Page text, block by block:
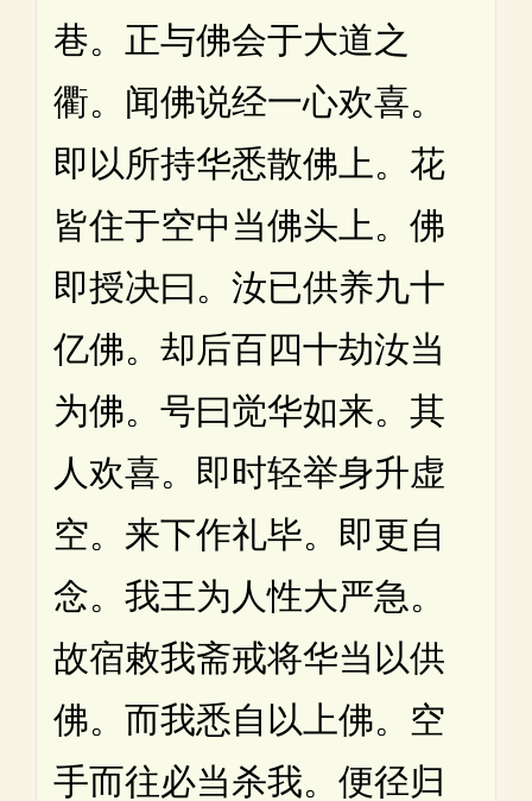
巷。正与佛会于大道之
衢。闻佛说经一心欢喜。
即以所持华悉散佛上。花
皆住于空中当佛头上。佛
即授决曰。汝已供养九十
亿佛。却后百四十劫汝当
为佛。号曰觉华如来。其
人欢喜。即时轻举身升虚
空。来下作礼毕。即更自
念。我王为人性大严急。
故宿敕我斋戒将华当以供
佛。而我悉自以上佛。空
手而往必当杀我。便径归